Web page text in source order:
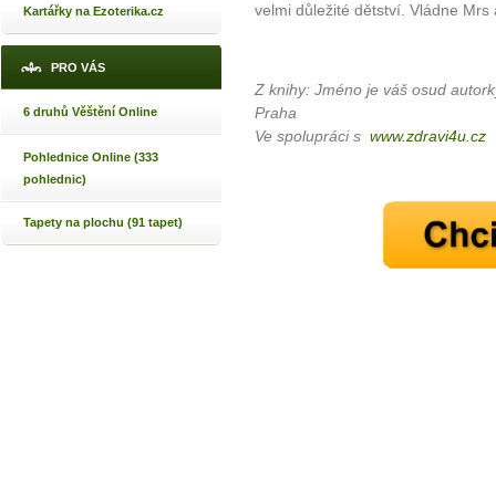
Kartářky na Ezoterika.cz
PRO VÁS
6 druhů Věštění Online
Pohlednice Online (333
pohlednic)
Tapety na plochu (91 tapet)
velmi důležité dětství. Vládne
Z knihy: Jméno je váš osud
Praha
Ve spolupráci s www.zdravi4u.cz